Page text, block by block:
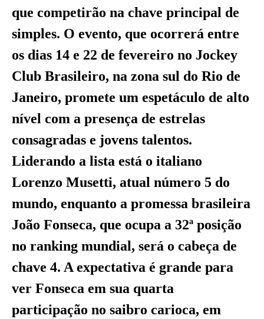
que competirão na chave principal de
simples. O evento, que ocorrerá entre
os dias 14 e 22 de fevereiro no Jockey
Club Brasileiro, na zona sul do Rio de
Janeiro, promete um espetáculo de alto
nível com a presença de estrelas
consagradas e jovens talentos.
Liderando a lista está o italiano
Lorenzo Musetti, atual número 5 do
mundo, enquanto a promessa brasileira
João Fonseca, que ocupa a 32ª posição
no ranking mundial, será o cabeça de
chave 4. A expectativa é grande para
ver Fonseca em sua quarta
participação no saibro carioca, em